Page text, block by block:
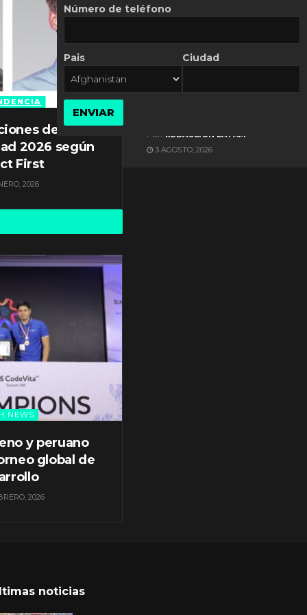
de
2026 según
First
2026
NEWS
y peruano
global de
2026
ES NOTICIA
POR REDACCIÓN LATAM
3 AGOSTO, 2026
noticias
Número de teléfono
Pais Ciudad
ENVIAR